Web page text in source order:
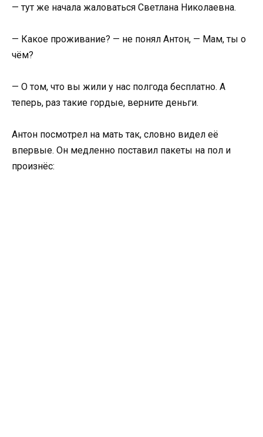
— тут же начала жаловаться Светлана Николаевна.
— Какое проживание? — не понял Антон, — Мам, ты о
чём?
— О том, что вы жили у нас полгода бесплатно. А
теперь, раз такие гордые, верните деньги.
Антон посмотрел на мать так, словно видел её
впервые. Он медленно поставил пакеты на пол и
произнёс: